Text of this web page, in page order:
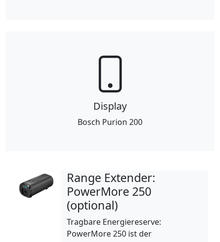
Display
Bosch Purion 200
Range Extender:
PowerMore 250
(optional)
Tragbare Energiereserve:
PowerMore 250 ist der